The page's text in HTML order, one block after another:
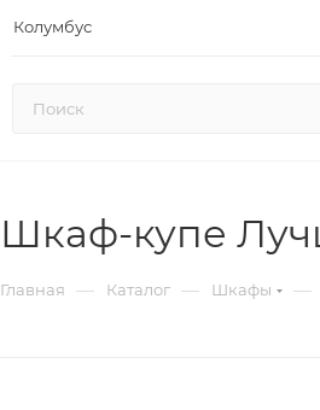
Колумбус
Шкаф-купе
Главная — Каталог — Шкафы —